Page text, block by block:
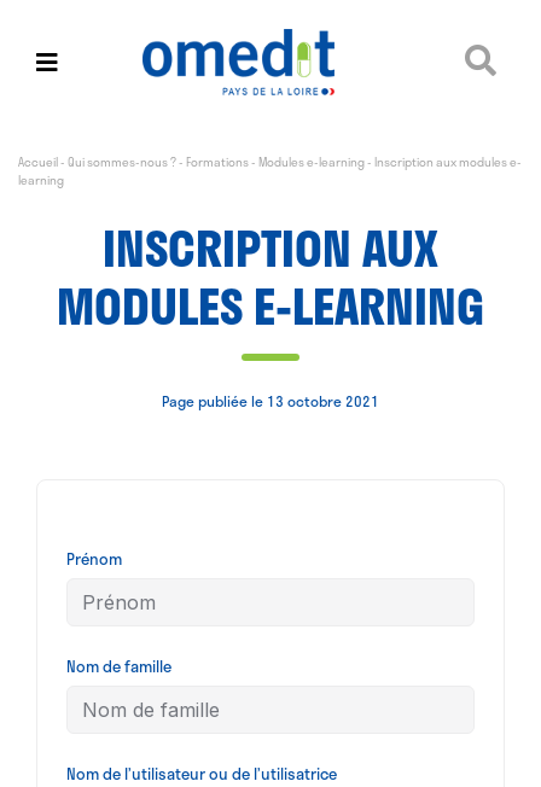
Accueil-Qui sommes-nous ?- Formations- Modules e-learning- Inscription aux modules e-
learning
INSCRIPTION AUX
MODULES E-LEARNING
Page publiée le 13 octobre 2021
Prénom
Nom de famille
Nom de l’utilisateur ou de l’utilisatrice